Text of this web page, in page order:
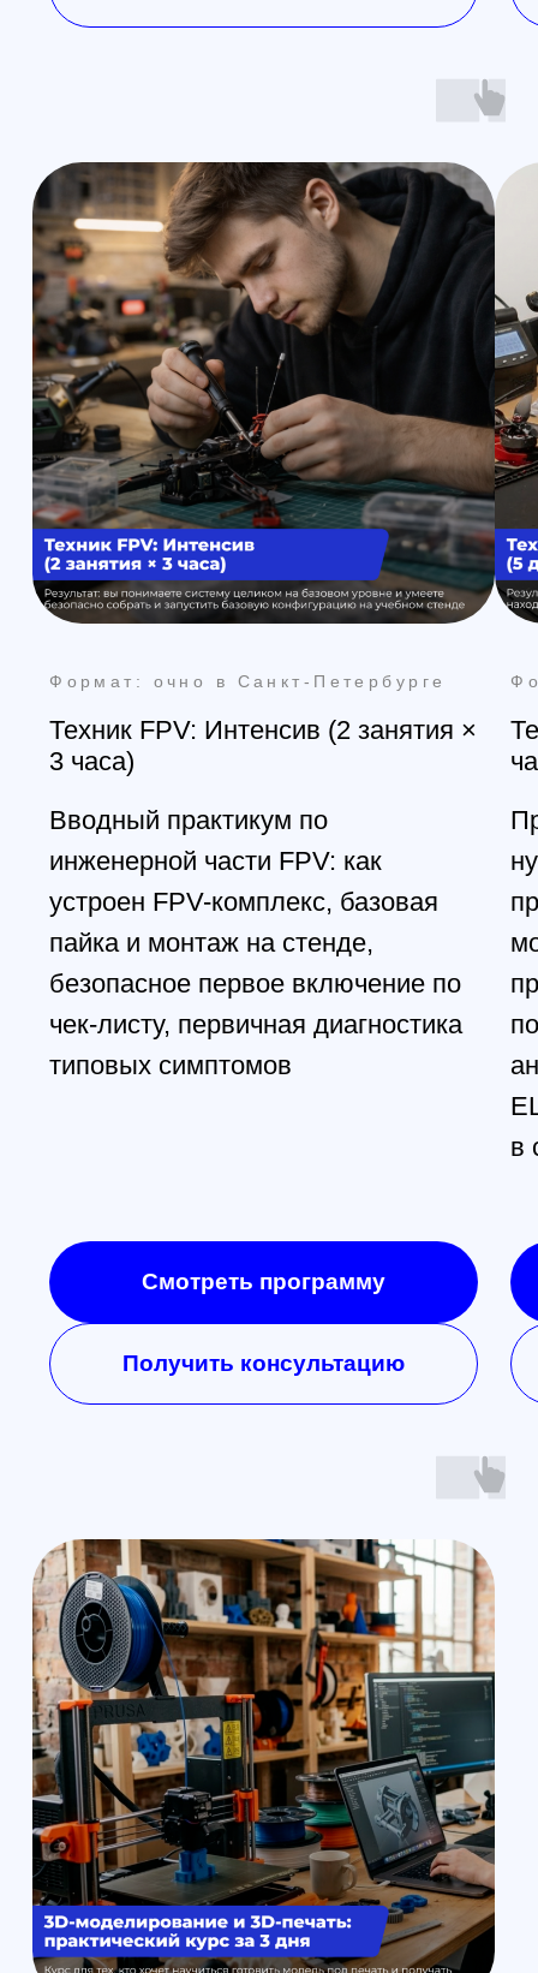
Закажите обратный
Мы свяжемся с вами в самое
ближайшее время
Заказать звонок
Контакты
Обучение
Магазин
Производство
+7 (499) 408-47-42
Санкт-Петербург
Москва
All right reserved. ИП Ситников С.Е., 2026
ОГРНИП 1325420500033571
Политика конфиденциальности
Доставка и оплата из интернет-
магазина
Условия возврата товара
+7 (812) 648-47-42